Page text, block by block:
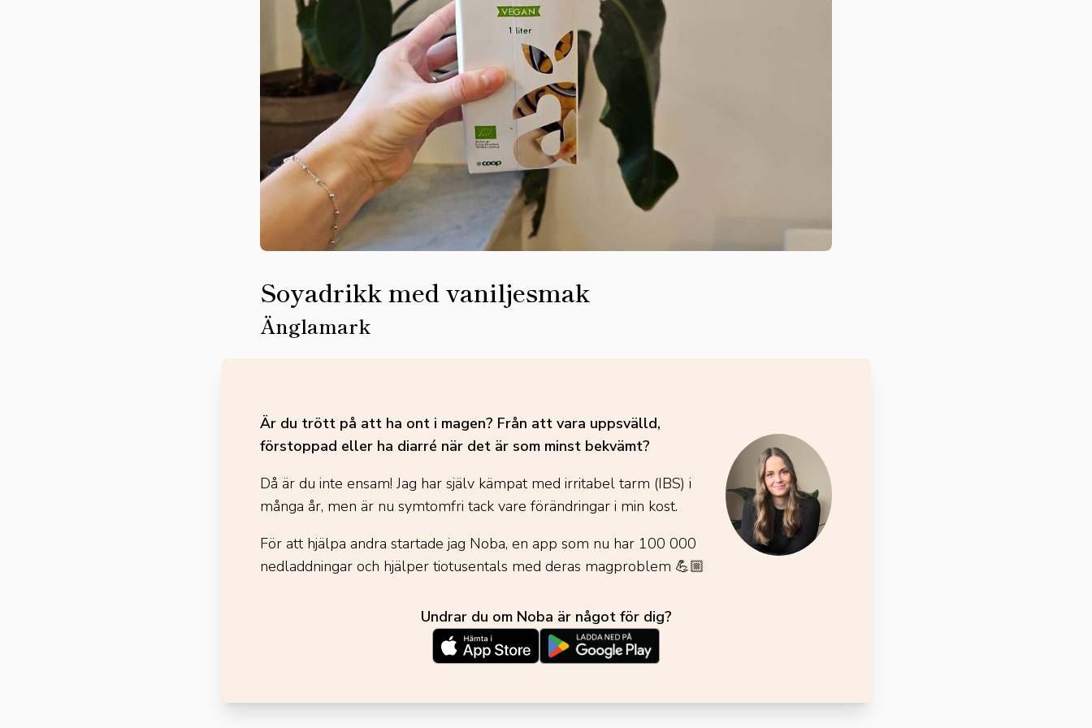
Soyadrikk med vaniljesmak
Änglamark
Är du trött på att ha ont i magen? Från att vara uppsvälld,
förstoppad eller ha diarré när det är som minst bekvämt?
Då är du inte ensam! Jag har själv kämpat med irritabel tarm (IBS) i
många år, men är nu symtomfri tack vare förändringar i min kost.
För att hjälpa andra startade jag Noba, en app som nu har 100 000
nedladdningar och hjälper tiotusentals med deras magproblem 💪🏼
Undrar du om Noba är något för dig?